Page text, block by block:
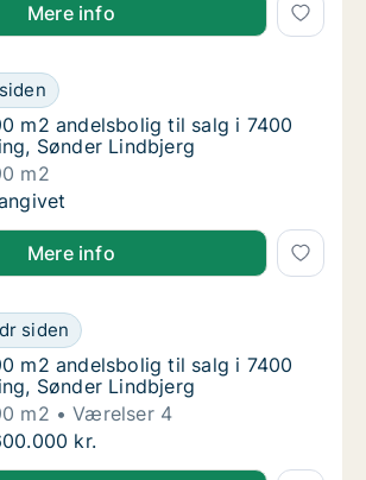
Mere info
m2 andelsbolig til salg i 7400
til salg i 7400 Herning,
m2 andelsbolig til salg i 7400
m2 andelsbolig til salg i 7400
Sønder Lindbjerg
m2
m2 andelsbolig til salg i 7400
Mere info
m2 andelsbolig til salg i 7400
siden
til salg i 7400 Herning,
m2 andelsbolig til salg i 7400
m2 andelsbolig til salg i 7400
Sønder Lindbjerg
m2
Værelser 4
m2 andelsbolig til salg i 7400
kr.